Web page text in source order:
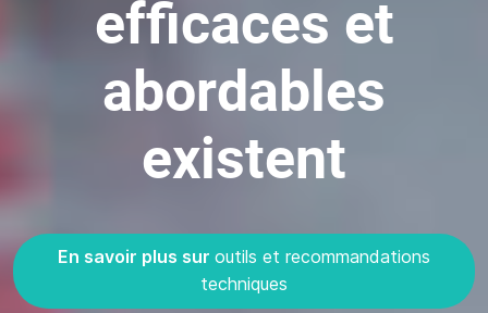
efficaces et
abordables
existent
En savoir plus sur outils et recommandations
techniques